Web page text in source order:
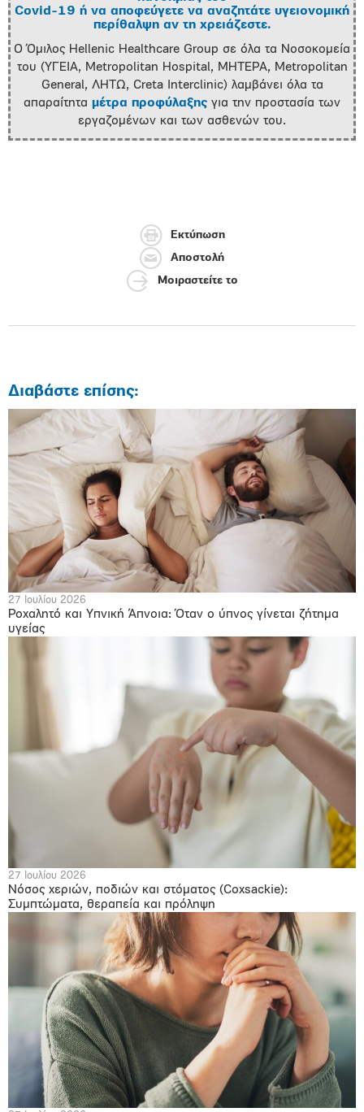
Covid-19 ή να αποφεύγετε να αναζητάτε υγειονομική
περίθαλψη αν τη χρειάζεστε.
Ο Όμιλος Hellenic Healthcare Group σε όλα τα Νοσοκομεία
του (ΥΓΕΙΑ, Metropolitan Hospital, ΜΗΤΕΡΑ, Metropolitan
General, ΛΗΤΩ, Creta Interclinic) λαμβάνει όλα τα
απαραίτητα μέτρα προφύλαξης για την προστασία των
εργαζομένων και των ασθενών του.
Εκτύπωση
Αποστολή
Μοιραστείτε το
Διαβάστε επίσης:
27 Ιουλίου 2026
Ροχαλητό και Υπνική Άπνοια: Όταν ο ύπνος γίνεται ζήτημα
υγείας
27 Ιουλίου 2026
Νόσος χεριών, ποδιών και στόματος (Coxsackie):
Συμπτώματα, θεραπεία και πρόληψη